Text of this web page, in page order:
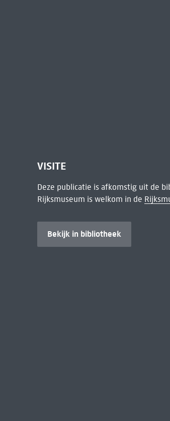
VISITE
Deze publicatie is afkomstig uit de
Rijksmuseum is welkom in de
Bekijk in bibliotheek